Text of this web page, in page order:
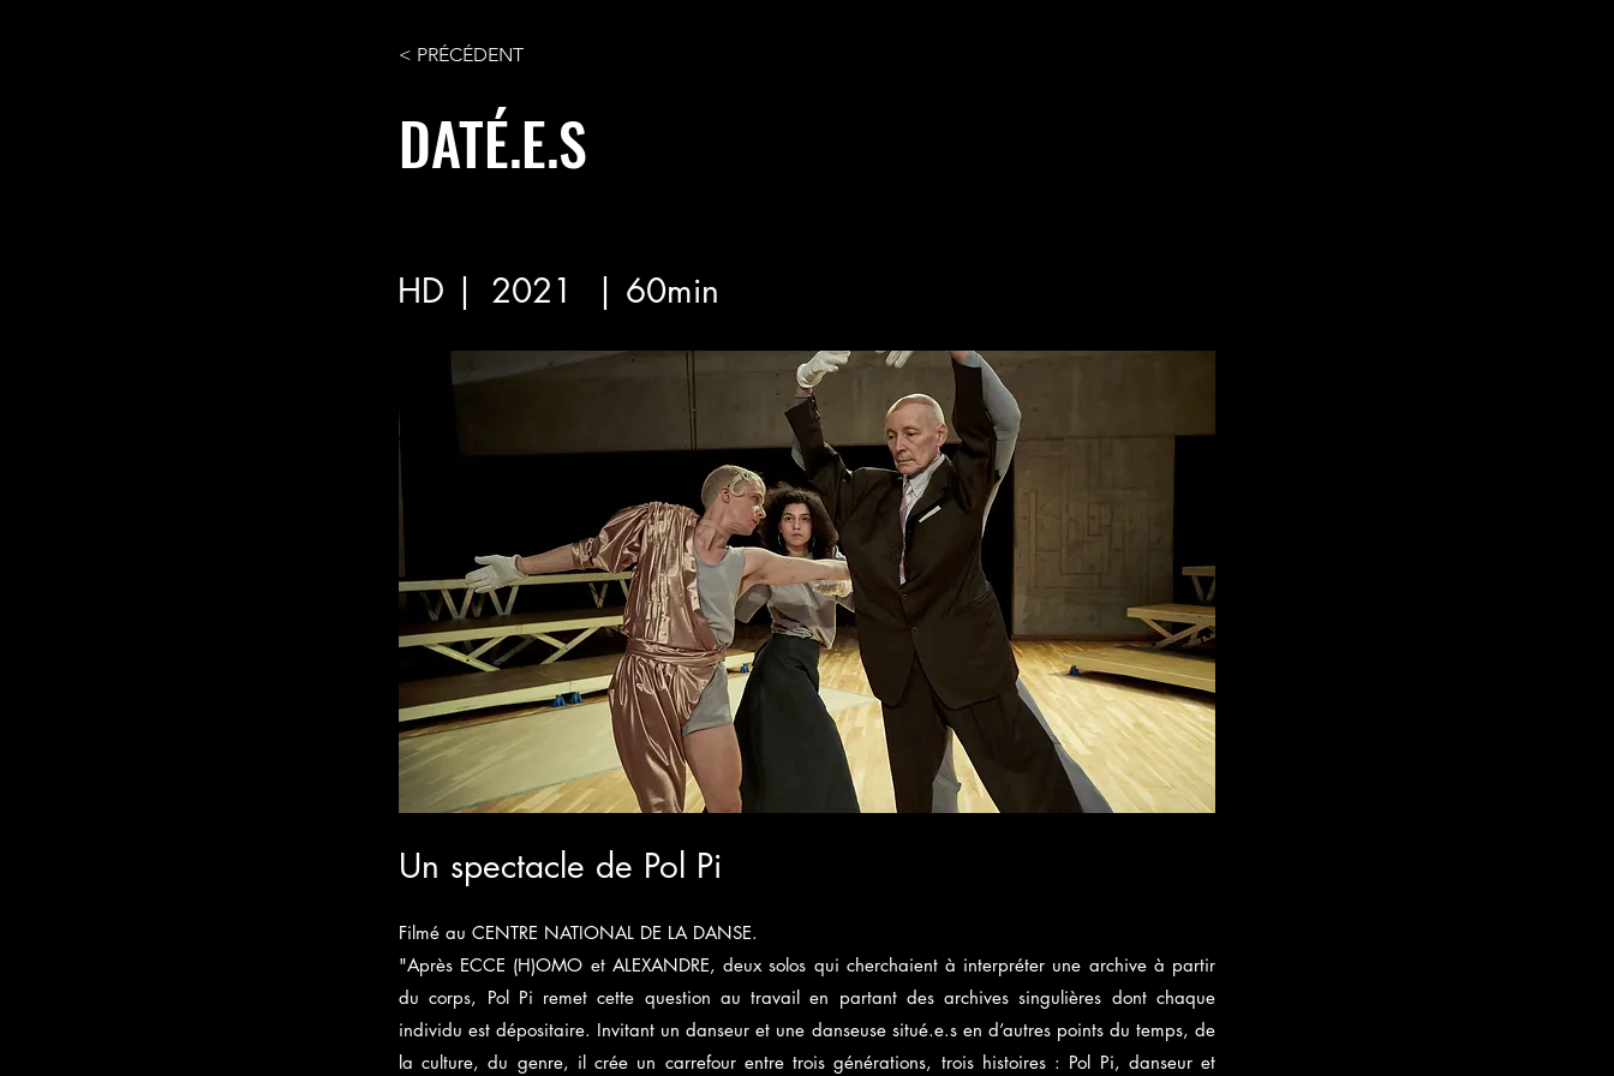
< PRÉCÉDENT
DATÉ.E.S
HD | 2021 | 60min
Un spectacle de Pol Pi
Filmé au CENTRE NATIONAL DE LA DANSE.
"Après ECCE (H)OMO et ALEXANDRE, deux solos qui cherchaient à interpréter une archive à partir
du corps, Pol Pi remet cette question au travail en partant des archives singulières dont chaque
individu est dépositaire. Invitant un danseur et une danseuse situé.e.s en d’autres points du temps, de
la culture, du genre, il crée un carrefour entre trois générations, trois histoires : Pol Pi, danseur et